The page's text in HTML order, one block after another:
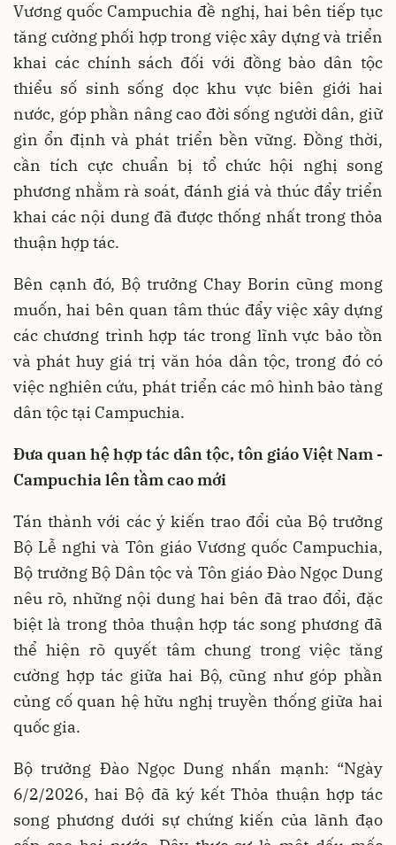
Vương quốc Campuchia đề nghị, hai bên tiếp tục
tăng cường phối hợp trong việc xây dựng và triển
khai các chính sách đối với đồng bào dân tộc
thiểu số sinh sống dọc khu vực biên giới hai
nước, góp phần nâng cao đời sống người dân, giữ
gìn ổn định và phát triển bền vững. Đồng thời,
cần tích cực chuẩn bị tổ chức hội nghị song
phương nhằm rà soát, đánh giá và thúc đẩy triển
khai các nội dung đã được thống nhất trong thỏa
thuận hợp tác.
Bên cạnh đó, Bộ trưởng Chay Borin cũng mong
muốn, hai bên quan tâm thúc đẩy việc xây dựng
các chương trình hợp tác trong lĩnh vực bảo tồn
và phát huy giá trị văn hóa dân tộc, trong đó có
việc nghiên cứu, phát triển các mô hình bảo tàng
dân tộc tại Campuchia.
Đưa quan hệ hợp tác dân tộc, tôn giáo Việt Nam -
Campuchia lên tầm cao mới
Tán thành với các ý kiến trao đổi của Bộ trưởng
Bộ Lễ nghi và Tôn giáo Vương quốc Campuchia,
Bộ trưởng Bộ Dân tộc và Tôn giáo Đào Ngọc Dung
nêu rõ, những nội dung hai bên đã trao đổi, đặc
biệt là trong thỏa thuận hợp tác song phương đã
thể hiện rõ quyết tâm chung trong việc tăng
cường hợp tác giữa hai Bộ, cũng như góp phần
củng cố quan hệ hữu nghị truyền thống giữa hai
quốc gia.
Bộ trưởng Đào Ngọc Dung nhấn mạnh: “Ngày
6/2/2026, hai Bộ đã ký kết Thỏa thuận hợp tác
song phương dưới sự chứng kiến của lãnh đạo